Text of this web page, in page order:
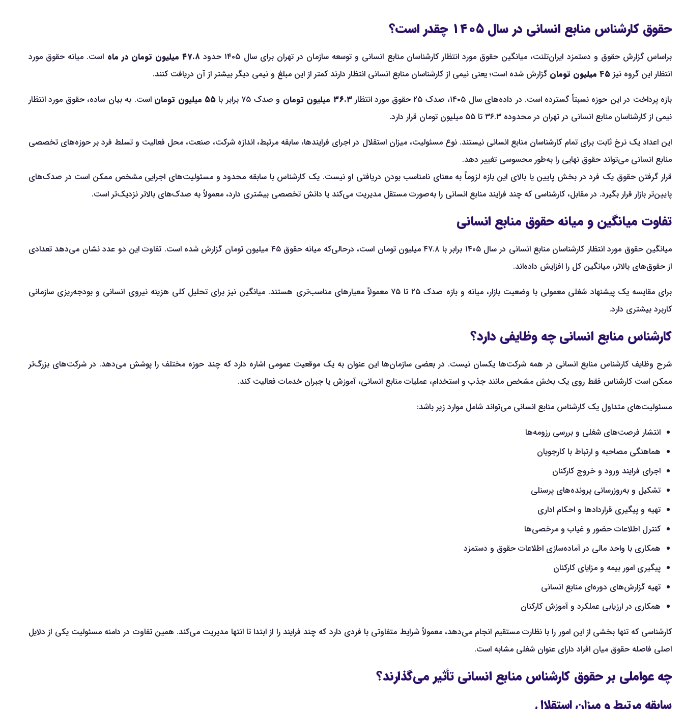
حقوق کارشناس منابع انسانی در سال ۱۴۰۵ چقدر است؟
براساس گزارش حقوق و دستمزد ایران‌تلنت، میانگین حقوق مورد انتظار کارشناسان منابع انسانی و توسعه سازمان در تهران برای سال ۱۴۰۵ حدود ۴۷.۸ میلیون تومان در ماه
است. میانه حقوق مورد
انتظار این گروه نیز ۴۵ میلیون تومان
گزارش شده است؛ یعنی نیمی از کارشناسان منابع انسانی انتظار دارند کمتر از این مبلغ و نیمی دیگر بیشتر از آن دریافت کنند.
بازه پرداخت در این حوزه نسبتاً گسترده است. در داده‌های سال ۱۴۰۵، صدک ۲۵ حقوق مورد انتظار
۳۶.۳ میلیون تومان و صدک ۷۵ برابر با ۵۵ میلیون تومان
است. به بیان ساده، حقوق مورد انتظار
نیمی از کارشناسان منابع انسانی در تهران در محدوده ۳۶.۳ تا ۵۵ میلیون تومان قرار دارد.
این اعداد یک نرخ ثابت برای تمام کارشناسان منابع انسانی نیستند. نوع مسئولیت، میزان استقلال در اجرای فرایندها، سابقه مرتبط، اندازه شرکت، صنعت، محل فعالیت و تسلط فرد بر حوزه‌های تخصصی
منابع انسانی می‌تواند حقوق نهایی را به‌طور محسوسی تغییر دهد.
قرار گرفتن حقوق یک فرد در بخش پایین یا بالای این بازه لزوماً به معنای نامناسب بودن دریافتی او نیست. یک کارشناس با سابقه محدود و مسئولیت‌های اجرایی مشخص ممکن است در صدک‌های
پایین‌تر بازار قرار بگیرد. در مقابل، کارشناسی که چند فرایند منابع انسانی را به‌صورت مستقل مدیریت می‌کند یا دانش تخصصی بیشتری دارد، معمولاً به صدک‌های بالاتر نزدیک‌تر است.
تفاوت میانگین و میانه حقوق منابع انسانی
میانگین حقوق مورد انتظار کارشناسان منابع انسانی در سال ۱۴۰۵ برابر با ۴۷.۸ میلیون تومان است، درحالی‌که میانه حقوق ۴۵ میلیون تومان گزارش شده است. تفاوت این دو عدد نشان می‌دهد تعدادی
از حقوق‌های بالاتر، میانگین کل را افزایش داده‌اند.
برای مقایسه یک پیشنهاد شغلی معمولی با وضعیت بازار، میانه و بازه صدک ۲۵ تا ۷۵ معمولاً معیارهای مناسب‌تری هستند. میانگین نیز برای تحلیل کلی هزینه نیروی انسانی و بودجه‌ریزی سازمانی
کاربرد بیشتری دارد.
کارشناس منابع انسانی چه وظایفی دارد؟
شرح وظایف کارشناس منابع انسانی در همه شرکت‌ها یکسان نیست. در بعضی سازمان‌ها این عنوان به یک موقعیت عمومی اشاره دارد که چند حوزه مختلف را پوشش می‌دهد. در شرکت‌های بزرگ‌تر
ممکن است کارشناس فقط روی یک بخش مشخص مانند جذب و استخدام، عملیات منابع انسانی، آموزش یا جبران خدمات فعالیت کند.
مسئولیت‌های متداول یک کارشناس منابع انسانی می‌تواند شامل موارد زیر باشد:
انتشار فرصت‌های شغلی و بررسی رزومه‌ها
هماهنگی مصاحبه و ارتباط با کارجویان
اجرای فرایند ورود و خروج کارکنان
تشکیل و به‌روزرسانی پرونده‌های پرسنلی
تهیه و پیگیری قراردادها و احکام اداری
کنترل اطلاعات حضور و غیاب و مرخصی‌ها
همکاری با واحد مالی در آماده‌سازی اطلاعات حقوق و دستمزد
پیگیری امور بیمه و مزایای کارکنان
تهیه گزارش‌های دوره‌ای منابع انسانی
همکاری در ارزیابی عملکرد و آموزش کارکنان
کارشناسی که تنها بخشی از این امور را با نظارت مستقیم انجام می‌دهد، معمولاً شرایط متفاوتی با فردی دارد که چند فرایند را از ابتدا تا انتها مدیریت می‌کند. همین تفاوت در دامنه مسئولیت یکی از دلایل
اصلی فاصله حقوق میان افراد دارای عنوان شغلی مشابه است.
چه عواملی بر حقوق کارشناس منابع انسانی تأثیر می‌گذارند؟